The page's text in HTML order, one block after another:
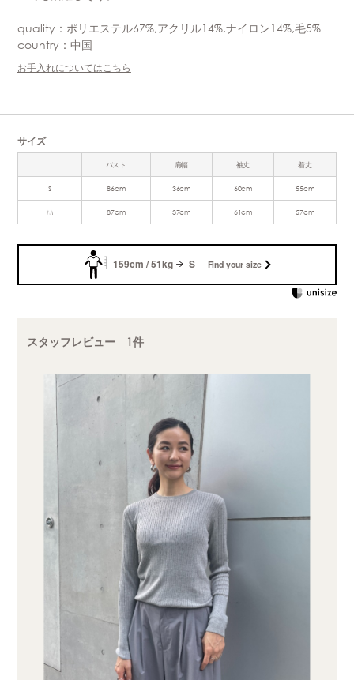
quality：ポリエステル67%,アクリル14%,ナイロン14%,毛5%
country：中国
お手入れについてはこちら
サイズ
バスト 肩幅 袖丈 着丈
S 86cm 36cm 60cm 55cm
M 87cm 37cm 61cm 57cm
159cm / 51kg S Find your size
スタッフレビュー 1件